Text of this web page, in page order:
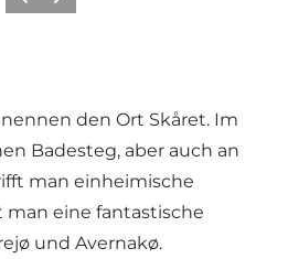
den Ort Skåret. Im
Badesteg, aber auch an
man einheimische
man eine fantastische
und Avernakø.